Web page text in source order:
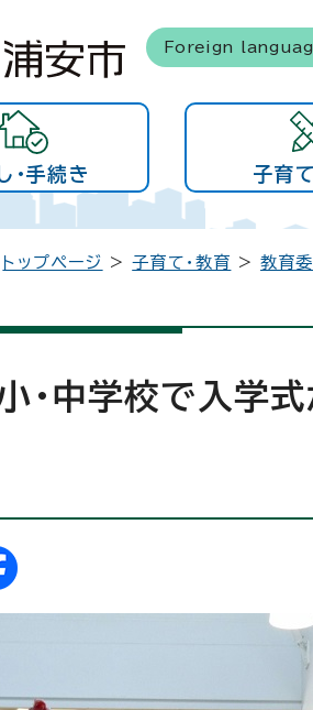
Foreign
・手続き 子育
トップページ >子育て・教育 >教育
・中学校で入学